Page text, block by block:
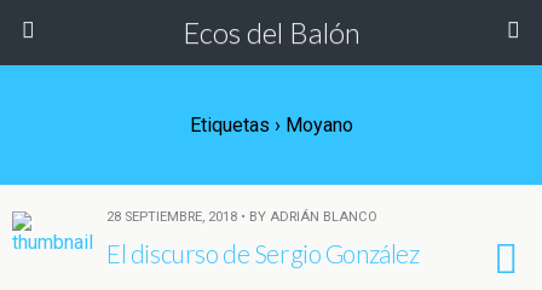
Ecos del Balón
Etiquetas › Moyano
28 SEPTIEMBRE, 2018 • BY ADRIÁN BLANCO
El discurso de Sergio González